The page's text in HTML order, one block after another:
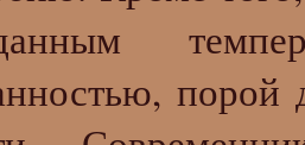
порой